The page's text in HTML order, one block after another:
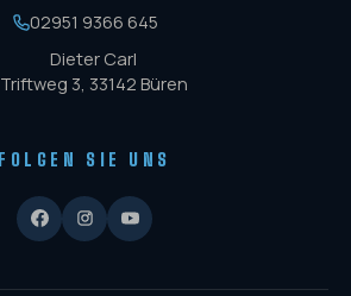
02951 9366 645
Dieter Carl
Triftweg 3, 33142 Büren
FOLGEN SIE UNS